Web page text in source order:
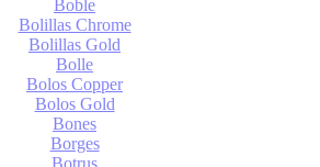
Boble
Bolillas Chrome
Bolillas Gold
Bolle
Bolos Copper
Bolos Gold
Bones
Borges
Botrus